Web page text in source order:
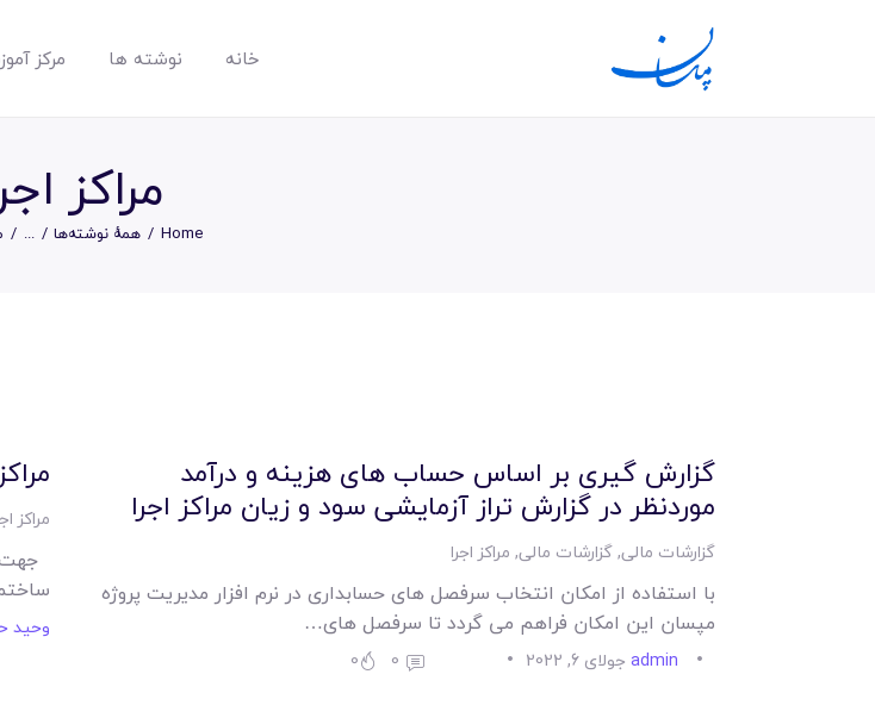
خانه نوشته ها مرکز
مراکز
Home همهٔ نوشته‌ها ...
مرکز
سیستم
گزارش گیری بر اساس حساب های هزینه و درآمد
موردنظر در گزارش تراز آزمایشی سود و زیان مراکز اجرا
گزارشات مالی,گزارشات مالی, مراکز اجرا
با استفاده از امکان انتخاب سرفصل های حسابداری در نرم افزار مدیریت پروژه
مپسان این امکان فراهم می گردد تا سرفصل های…
admin جولای 6, 2022 0
0
مراکز
جهت
وحید